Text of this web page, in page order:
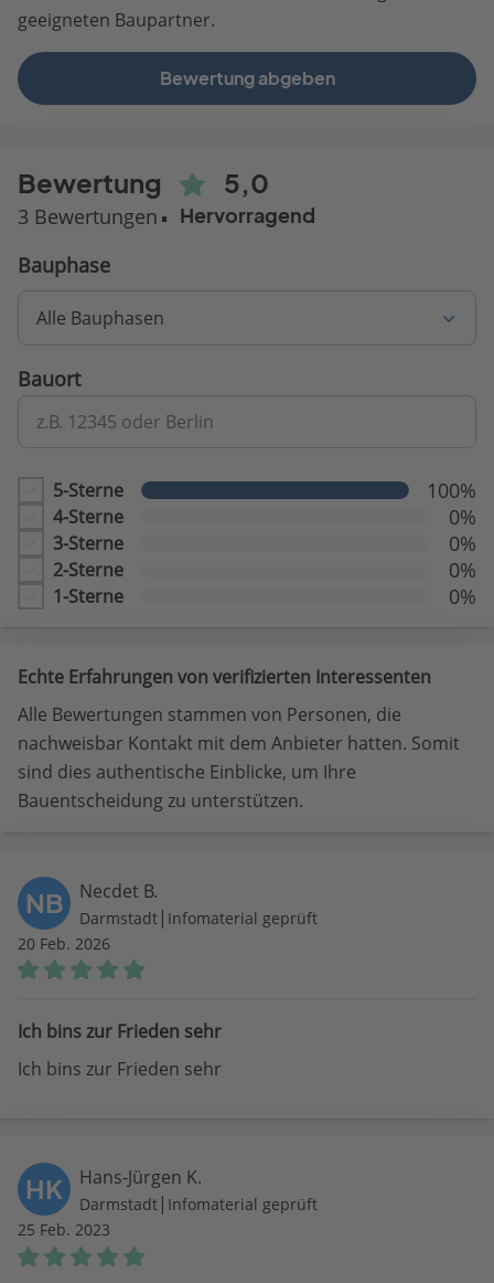
geeigneten Baupartner.
Bewertung abgeben
Bewertung 5,0
3 Bewertungen Hervorragend
Bauphase
Alle Bauphasen
Bauort
z.B. 12345 oder Berlin
5-Sterne 100%
4-Sterne 0%
3-Sterne 0%
2-Sterne 0%
1-Sterne 0%
Echte Erfahrungen von verifizierten Interessenten
Alle Bewertungen stammen von Personen, die
nachweisbar Kontakt mit dem Anbieter hatten. Somit
sind dies authentische Einblicke, um Ihre
Bauentscheidung zu unterstützen.
NB Necdet B.
Darmstadt | Infomaterial geprüft
20 Feb. 2026
Ich bins zur Frieden sehr
Ich bins zur Frieden sehr
HK Hans-Jürgen K.
Darmstadt | Infomaterial geprüft
25 Feb. 2023